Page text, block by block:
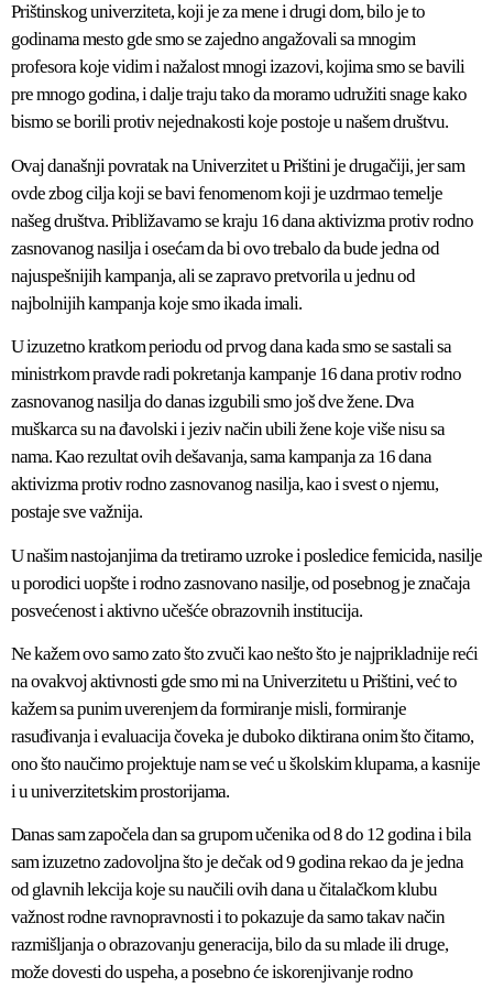
Prištinskog univerziteta, koji je za mene i drugi dom, bilo je to
godinama mesto gde smo se zajedno angažovali sa mnogim
profesora koje vidim i nažalost mnogi izazovi, kojima smo se bavili
pre mnogo godina, i dalje traju tako da moramo udružiti snage kako
bismo se borili protiv nejednakosti koje postoje u našem društvu.
Ovaj današnji povratak na Univerzitet u Prištini je drugačiji, jer sam
ovde zbog cilja koji se bavi fenomenom koji je uzdrmao temelje
našeg društva. Približavamo se kraju 16 dana aktivizma protiv rodno
zasnovanog nasilja i osećam da bi ovo trebalo da bude jedna od
najuspešnijih kampanja, ali se zapravo pretvorila u jednu od
najbolnijih kampanja koje smo ikada imali.
U izuzetno kratkom periodu od prvog dana kada smo se sastali sa
ministrkom pravde radi pokretanja kampanje 16 dana protiv rodno
zasnovanog nasilja do danas izgubili smo još dve žene. Dva
muškarca su na đavolski i jeziv način ubili žene koje više nisu sa
nama. Kao rezultat ovih dešavanja, sama kampanja za 16 dana
aktivizma protiv rodno zasnovanog nasilja, kao i svest o njemu,
postaje sve važnija.
U našim nastojanjima da tretiramo uzroke i posledice femicida, nasilje
u porodici uopšte i rodno zasnovano nasilje, od posebnog je značaja
posvećenost i aktivno učešće obrazovnih institucija.
Ne kažem ovo samo zato što zvuči kao nešto što je najprikladnije reći
na ovakvoj aktivnosti gde smo mi na Univerzitetu u Prištini, već to
kažem sa punim uverenjem da formiranje misli, formiranje
rasuđivanja i evaluacija čoveka je duboko diktirana onim što čitamo,
ono što naučimo projektuje nam se već u školskim klupama, a kasnije
i u univerzitetskim prostorijama.
Danas sam započela dan sa grupom učenika od 8 do 12 godina i bila
sam izuzetno zadovoljna što je dečak od 9 godina rekao da je jedna
od glavnih lekcija koje su naučili ovih dana u čitalačkom klubu
važnost rodne ravnopravnosti i to pokazuje da samo takav način
razmišljanja o obrazovanju generacija, bilo da su mlade ili druge,
može dovesti do uspeha, a posebno će iskorenjivanje rodno